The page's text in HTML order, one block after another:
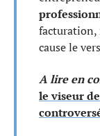
facturation,
cause le
A lire en
le viseur